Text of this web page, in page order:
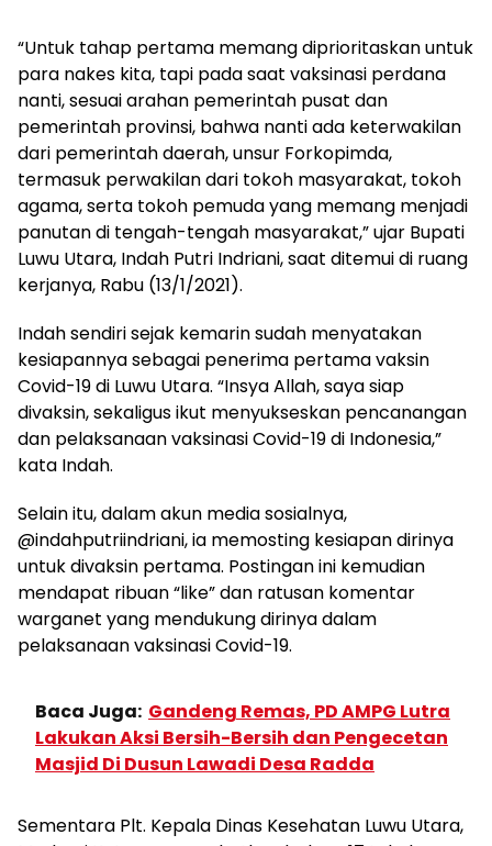
“Untuk tahap pertama memang diprioritaskan untuk
para nakes kita, tapi pada saat vaksinasi perdana
nanti, sesuai arahan pemerintah pusat dan
pemerintah provinsi, bahwa nanti ada keterwakilan
dari pemerintah daerah, unsur Forkopimda,
termasuk perwakilan dari tokoh masyarakat, tokoh
agama, serta tokoh pemuda yang memang menjadi
panutan di tengah-tengah masyarakat,” ujar Bupati
Luwu Utara, Indah Putri Indriani, saat ditemui di ruang
kerjanya, Rabu (13/1/2021).
Indah sendiri sejak kemarin sudah menyatakan
kesiapannya sebagai penerima pertama vaksin
Covid-19 di Luwu Utara. “Insya Allah, saya siap
divaksin, sekaligus ikut menyukseskan pencanangan
dan pelaksanaan vaksinasi Covid-19 di Indonesia,”
kata Indah.
Selain itu, dalam akun media sosialnya,
@indahputriindriani, ia memosting kesiapan dirinya
untuk divaksin pertama. Postingan ini kemudian
mendapat ribuan “like” dan ratusan komentar
warganet yang mendukung dirinya dalam
pelaksanaan vaksinasi Covid-19.
Baca Juga: Gandeng Remas, PD AMPG Lutra
Lakukan Aksi Bersih-Bersih dan Pengecetan
Masjid Di Dusun Lawadi Desa Radda
Sementara Plt. Kepala Dinas Kesehatan Luwu Utara,